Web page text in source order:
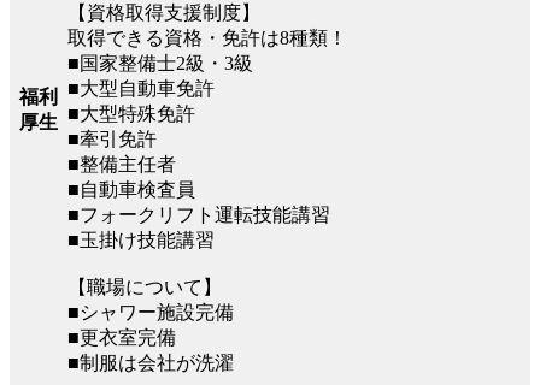
福利
厚生
【資格取得支援制度】
取得できる資格・免許は8種類！
■国家整備士2級・3級
■大型自動車免許
■大型特殊免許
■牽引免許
■整備主任者
■自動車検査員
■フォークリフト運転技能講習
■玉掛け技能講習
【職場について】
■シャワー施設完備
■更衣室完備
■制服は会社が洗濯